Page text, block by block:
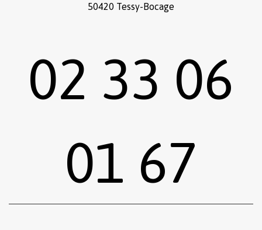
50420 Tessy-Bocage
02 33 06
01 67